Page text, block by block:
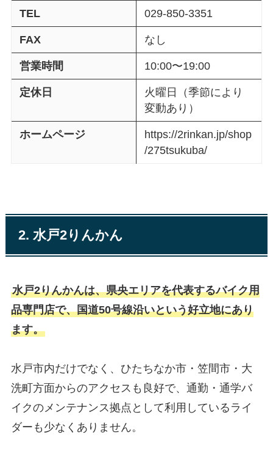
TEL 029-850-3351
FAX なし
営業時間 10:00〜19:00
定休日
火曜日（季節により
変動あり）
ホームページ
https://2rinkan.jp/shop
/275tsukuba/
2. 水戸2りんかん
水戸2りんかんは、県央エリアを代表するバイク用
品専門店で、国道50号線沿いという好立地にあり
ます。
水戸市内だけでなく、ひたちなか市・笠間市・大
洗町方面からのアクセスも良好で、通勤・通学バ
イクのメンテナンス拠点として利用しているライ
ダーも少なくありません。